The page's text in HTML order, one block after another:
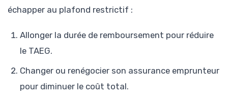
échapper au plafond restrictif :
Allonger la durée de remboursement pour réduire
le TAEG.
Changer ou renégocier son assurance emprunteur
pour diminuer le coût total.